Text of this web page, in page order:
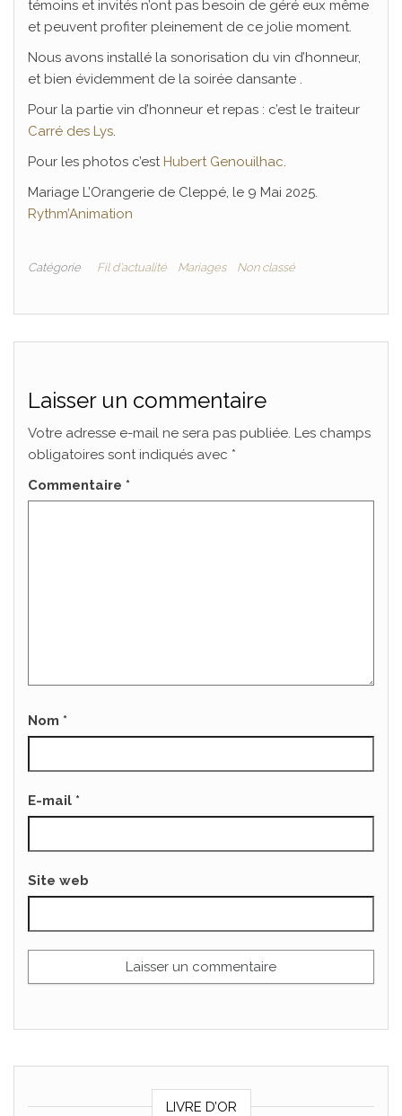
témoins et invités n’ont pas besoin de géré eux même
et peuvent profiter pleinement de ce jolie moment.
Nous avons installé la sonorisation du vin d’honneur,
et bien évidemment de la soirée dansante .
Pour la partie vin d’honneur et repas : c’est le traiteur
Carré des Lys
Pour les photos c’est Hubert Genouilhac
Mariage L’Orangerie de Cleppé, le 9 Mai 2025.
Rythm’Animation
Catégorie Fil d'actualité Mariages Non classé
Laisser un commentaire
Votre adresse e-mail ne sera pas publiée. Les champs
obligatoires sont indiqués avec *
Commentaire *
Nom *
E-mail *
Site web
LIVRE D’OR